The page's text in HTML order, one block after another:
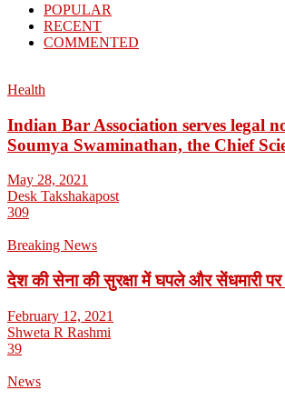
POPULAR
RECENT
COMMENTED
Health
Indian Bar Association serves legal
Soumya Swaminathan, the Chief
May 28, 2021
Desk Takshakapost
309
Breaking News
देश की सेना की सुरक्षा में घपले और सेंधमारी
February 12, 2021
Shweta R Rashmi
39
News